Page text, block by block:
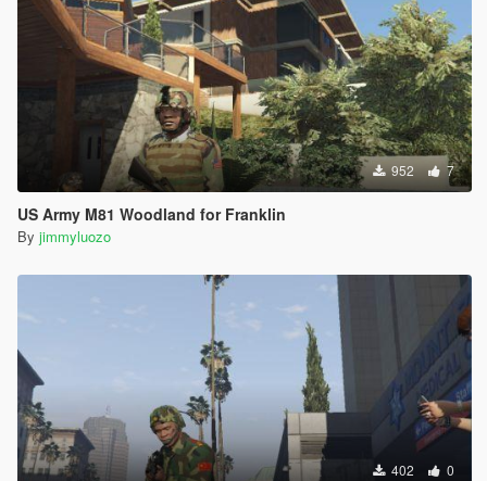
952 7
US Army M81 Woodland for Franklin
By jimmyluozo
402 0